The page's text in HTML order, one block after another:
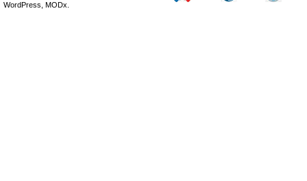
WordPress, MODx.